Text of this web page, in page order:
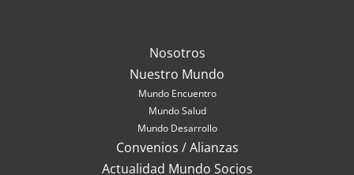
Nosotros
Nuestro Mundo
Mundo Encuentro
Mundo Salud
Mundo Desarrollo
Convenios / Alianzas
Actualidad Mundo Socios